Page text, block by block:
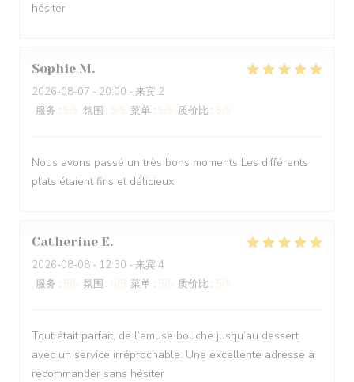
hésiter
Sophie M
2026-08-07 - 20:00 - 来宾 2
服务 : 氛围 : 菜单 : 质价比 :
Nous avons passé un très bons moments Les différents
plats étaient fins et délicieux
Catherine E
2026-08-08 - 12:30 - 来宾 4
服务 : 氛围 : 菜单 : 质价比 :
Tout était parfait, de l’amuse bouche jusqu’au dessert
avec un service irréprochable. Une excellente adresse à
recommander sans hésiter